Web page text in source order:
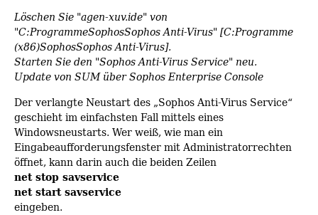
Löschen Sie "agen-xuv.ide" von
"C:ProgrammeSophosSophos Anti-Virus" [C:Programme
(x86)SophosSophos Anti-Virus].
Starten Sie den "Sophos Anti-Virus Service" neu.
Update von SUM über Sophos Enterprise Console
Der verlangte Neustart des „Sophos Anti-Virus Service“
geschieht im einfachsten Fall mittels eines
Windowsneustarts. Wer weiß, wie man ein
Eingabeaufforderungsfenster mit Administratorrechten
öffnet, kann darin auch die beiden Zeilen
net stop savservice
net start savservice
eingeben.